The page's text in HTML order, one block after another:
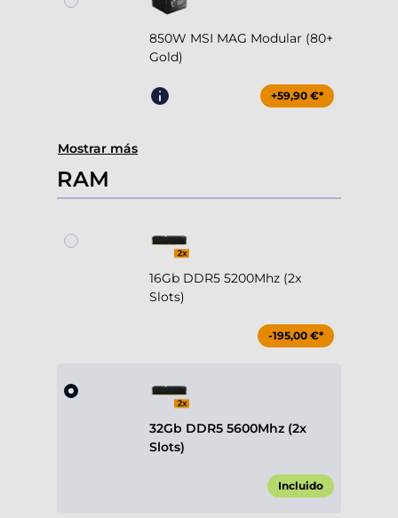
850W MSI MAG Modular (80+
Gold)
+59,90 €*
Mostrar más
RAM
16Gb DDR5 5200Mhz (2x
Slots)
-195,00 €*
32Gb DDR5 5600Mhz (2x
Slots)
Incluido